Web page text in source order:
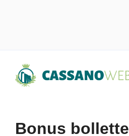
Bonus bollette